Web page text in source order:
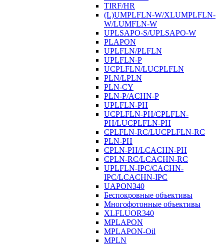
TIRF/HR
(L)UMPLFLN-W/XLUMPLFLN-
W/LUMFLN-W
UPLSAPO-S/UPLSAPO-W
PLAPON
UPLFLN/PLFLN
UPLFLN-P
UCPLFLN/LUCPLFLN
PLN/LPLN
PLN-CY
PLN-P/ACHN-P
UPLFLN-PH
UCPLFLN-PH/CPLFLN-
PH/LUCPLFLN-PH
CPLFLN-RC/LUCPLFLN-RC
PLN-PH
CPLN-PH/LCACHN-PH
CPLN-RC/LCACHN-RC
UPLFLN-IPC/CACHN-
IPC/LCACHN-IPC
UAPON340
Беспокровные объективы
Многофотонные объективы
XLFLUOR340
MPLAPON
MPLAPON-Oil
MPLN